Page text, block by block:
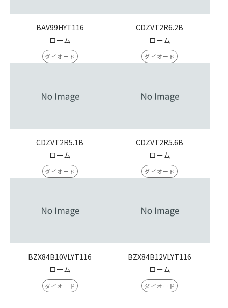
BAV99HYT116
ローム
ダイオード
CDZVT2R6.2B
ローム
ダイオード
CDZVT2R5.1B
ローム
ダイオード
CDZVT2R5.6B
ローム
ダイオード
BZX84B10VLYT116
ローム
ダイオード
BZX84B12VLYT116
ローム
ダイオード